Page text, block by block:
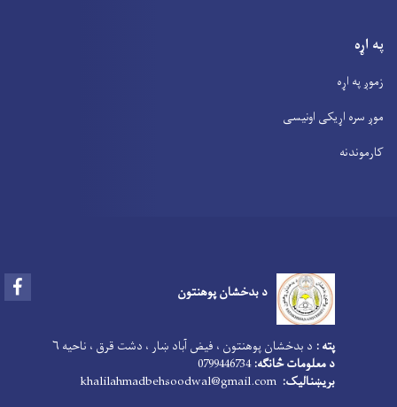
په اړه
زموږ په اړه
موږ سره اړیکی اونیسی
کارموندنه
د بدخشان پوهنتون
پته : د بدخشان پوهنتون ، فیض آباد ښار ، دشت قرق ، ناحیه ۶
د معلومات څانګه:0799446734
بریښنالیک: khalilahmadbehsoodwal@gmail.com